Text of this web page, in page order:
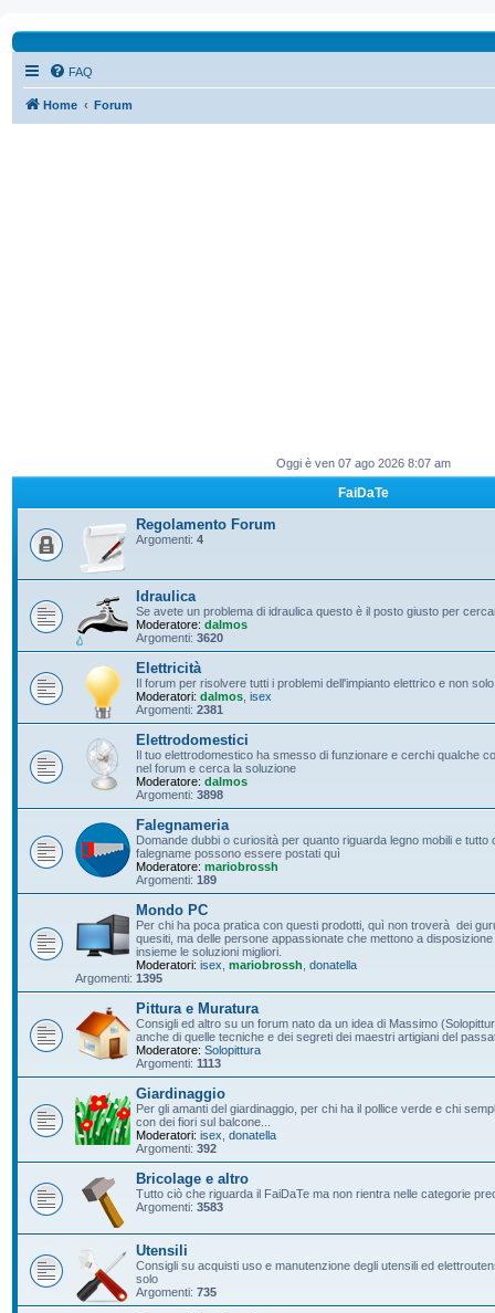
FAQ
Home Forum
Oggi è ven 07 ago 2026 8:07 am
FaiDaTe
Regolamento Forum
Argomenti: 4
Idraulica
Se avete un problema di idraulica questo è il posto giusto per
Moderatore: dalmos
Argomenti: 3620
Elettricità
Il forum per risolvere tutti i problemi dell'impianto elettrico e non solo
Moderatori: dalmos isex
Argomenti: 2381
Elettrodomestici
Il tuo elettrodomestico ha smesso di funzionare e cerchi qualche
nel forum e cerca la soluzione
Moderatore: dalmos
Argomenti: 3898
Falegnameria
Domande dubbi o curiosità per quanto riguarda legno mobili e tutto
falegname possono essere postati quì
Moderatore: mariobrossh
Argomenti: 189
Mondo PC
Per chi ha poca pratica con questi prodotti, quì non troverà dei
quesiti, ma delle persone appassionate che mettono a
insieme le soluzioni migliori.
Moderatori: isex mariobrossh donatella
Argomenti: 1395
Pittura e Muratura
Consigli ed altro su un forum nato da un idea di Massimo
anche di quelle tecniche e dei segreti dei maestri artigiani del
Moderatore: Solopittura
Argomenti: 1113
Giardinaggio
Per gli amanti del giardinaggio, per chi ha il pollice verde e chi
con dei fiori sul balcone...
Moderatori: isex donatella
Argomenti: 392
Bricolage e altro
Tutto ciò che riguarda il FaiDaTe ma non rientra nelle categorie
Argomenti: 3583
Utensili
Consigli su acquisti uso e manutenzione degli utensili ed
solo
Argomenti: 735